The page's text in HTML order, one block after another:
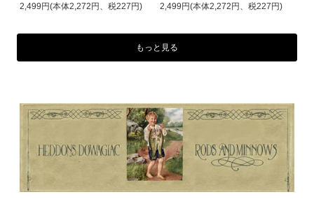
2,499円(本体2,272円、税227円)
2,499円(本体2,272円、税227円)
もっと見る